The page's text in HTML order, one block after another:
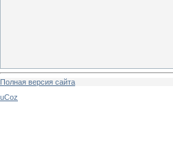
Полная версия сайта
uCoz